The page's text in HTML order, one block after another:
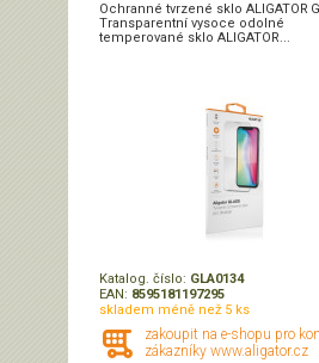
Ochranné tvrzené sklo ALIGATOR
Transparentní vysoce odolné
temperované sklo ALIGATOR...
Katalog. číslo: GLA0134
EAN: 8595181197295
skladem méně než 5 ks
zakoupit na e-shopu pro
zákazníky www.aligator.cz